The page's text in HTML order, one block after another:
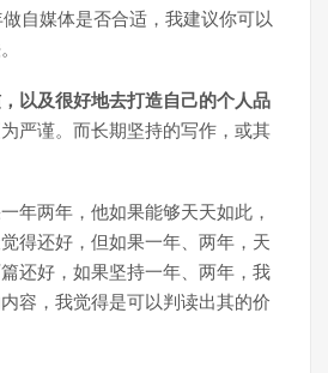
自媒体是否合适，我建议你可以
以及很好地去打造自己的个人品
严谨。而长期坚持的写作，或其
年两年，他如果能够天天如此，
得还好，但如果一年、两年，天
还好，如果坚持一年、两年，我
容，我觉得是可以判读出其的价